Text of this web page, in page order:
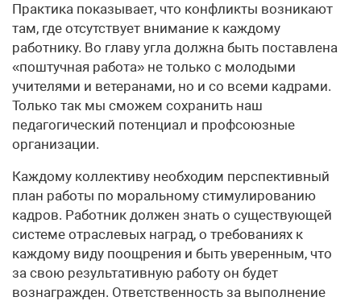
Практика показывает, что конфликты возникают
там, где отсутствует внимание к каждому
работнику. Во главу угла должна быть поставлена
«поштучная работа» не только с молодыми
учителями и ветеранами, но и со всеми кадрами.
Только так мы сможем сохранить наш
педагогический потенциал и профсоюзные
организации.
Каждому коллективу необходим перспективный
план работы по моральному стимулированию
кадров. Работник должен знать о существующей
системе отраслевых наград, о требованиях к
каждому виду поощрения и быть уверенным, что
за свою результативную работу он будет
вознагражден. Ответственность за выполнение